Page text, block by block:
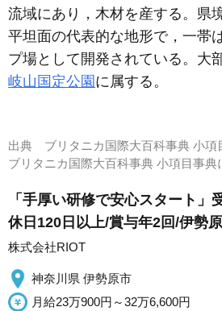
流域にあり，木材を産する。県
平坦面の代表的な地形で，一帯
プ場として開発されている。大
岐山国定公園に属する。
出典 ブリタニカ国際大百科事典 小項
ブリタニカ国際大百科事典 小項目事
「手厚い研修で安心スタート」
休日120日以上/賞与年2回/伊勢
株式会社RIOT
神奈川県 伊勢原市
月給23万900円～32万6,600円